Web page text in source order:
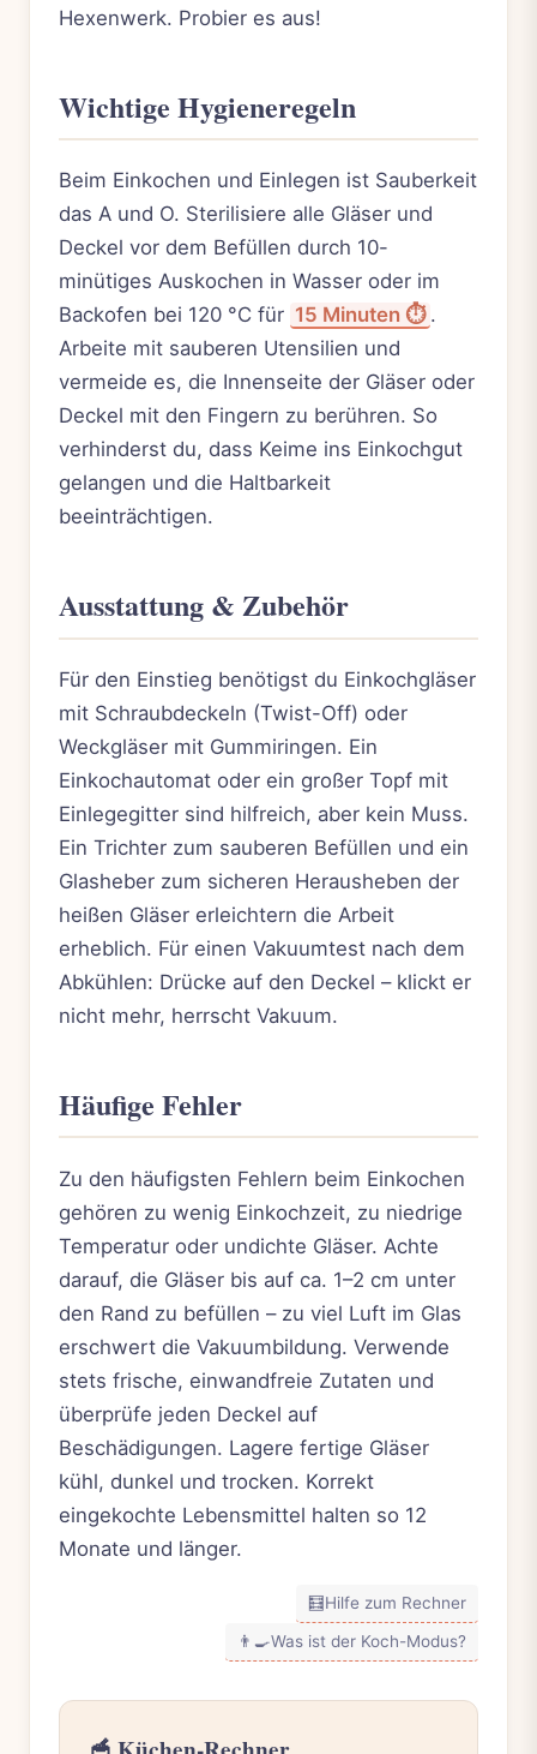
Hexenwerk. Probier es aus!
Wichtige Hygieneregeln
Beim Einkochen und Einlegen ist Sauberkeit
das A und O. Sterilisiere alle Gläser und
Deckel vor dem Befüllen durch 10-
minütiges Auskochen in Wasser oder im
Backofen bei 120 °C für 15 Minuten ⏱️ .
Arbeite mit sauberen Utensilien und
vermeide es, die Innenseite der Gläser oder
Deckel mit den Fingern zu berühren. So
verhinderst du, dass Keime ins Einkochgut
gelangen und die Haltbarkeit
beeinträchtigen.
Ausstattung & Zubehör
Für den Einstieg benötigst du Einkochgläser
mit Schraubdeckeln (Twist-Off) oder
Weckgläser mit Gummiringen. Ein
Einkochautomat oder ein großer Topf mit
Einlegegitter sind hilfreich, aber kein Muss.
Ein Trichter zum sauberen Befüllen und ein
Glasheber zum sicheren Herausheben der
heißen Gläser erleichtern die Arbeit
erheblich. Für einen Vakuumtest nach dem
Abkühlen: Drücke auf den Deckel – klickt er
nicht mehr, herrscht Vakuum.
Häufige Fehler
Zu den häufigsten Fehlern beim Einkochen
gehören zu wenig Einkochzeit, zu niedrige
Temperatur oder undichte Gläser. Achte
darauf, die Gläser bis auf ca. 1–2 cm unter
den Rand zu befüllen – zu viel Luft im Glas
erschwert die Vakuumbildung. Verwende
stets frische, einwandfreie Zutaten und
überprüfe jeden Deckel auf
Beschädigungen. Lagere fertige Gläser
kühl, dunkel und trocken. Korrekt
eingekochte Lebensmittel halten so 12
Monate und länger.
🧮Hilfe zum Rechner
👨‍🍳Was ist der Koch-Modus?